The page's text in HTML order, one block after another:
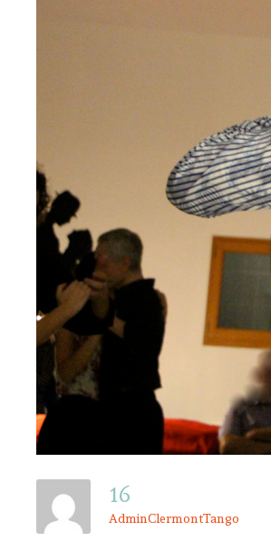
16
AdminClermontTango